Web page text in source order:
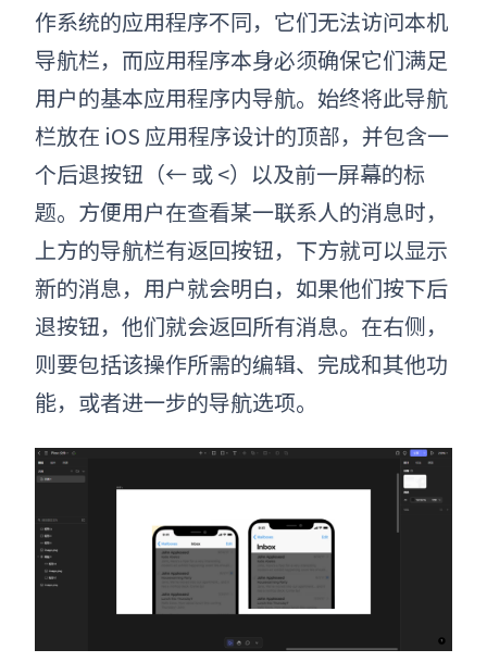
作系统的应用程序不同，它们无法访问本机
导航栏，而应用程序本身必须确保它们满足
用户的基本应用程序内导航。始终将此导航
栏放在 iOS 应用程序设计的顶部，并包含一
个后退按钮（← 或 <）以及前一屏幕的标
题。 方便用户在查看某一联系人的消息时，
上方的导航栏有返回按钮，下方就可以显示
新的消息， 用户就会明白，如果他们按下后
退按钮，他们就会返回所有消息。在右侧，
则要包括该操作所需的编辑、完成和其他功
能，或者进一步的导航选项。